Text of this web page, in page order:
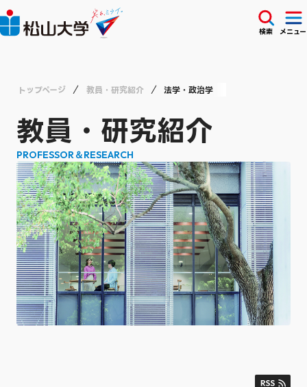
検索 メニュー
トップページ 教員・研究紹介 法学・政治学
教員・研究紹介
PROFESSOR＆RESEARCH